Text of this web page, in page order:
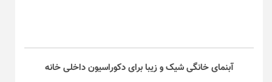
آبنمای خانگی شیک و زیبا برای دکوراسیون داخلی خانه